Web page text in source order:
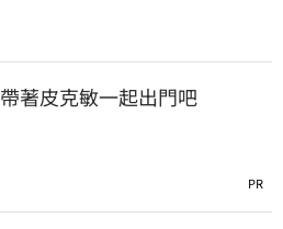
帶著皮克敏一起出門吧
PR